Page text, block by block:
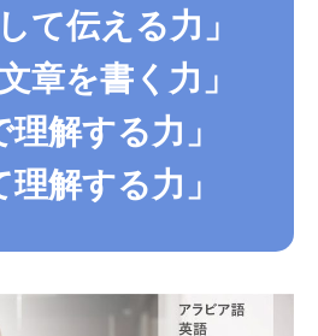
て伝える力」
章を書く力」
理解する力」
理解する力」